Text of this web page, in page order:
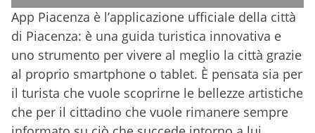
App Piacenza è l’applicazione ufficiale della città
di Piacenza: è una guida turistica innovativa e
uno strumento per vivere al meglio la città grazie
al proprio smartphone o tablet. È pensata sia per
il turista che vuole scoprirne le bellezze artistiche
che per il cittadino che vuole rimanere sempre